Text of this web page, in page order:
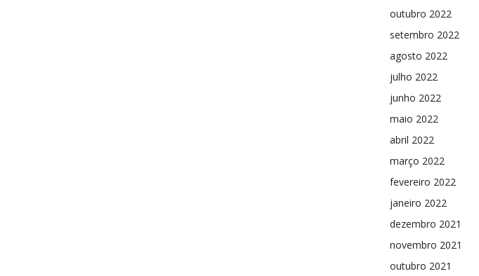
outubro 2022
setembro 2022
agosto 2022
julho 2022
junho 2022
maio 2022
abril 2022
março 2022
fevereiro 2022
janeiro 2022
dezembro 2021
novembro 2021
outubro 2021